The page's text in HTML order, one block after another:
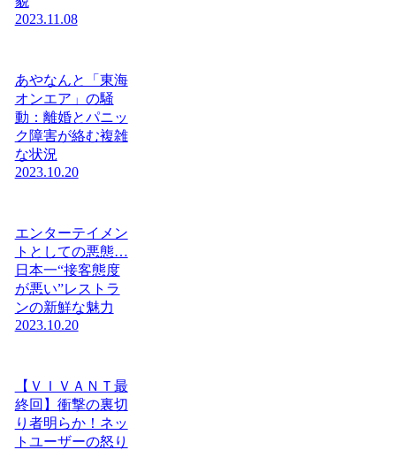
2023.11.08
あやなんと「東海
オンエア」の騒
動：離婚とパニッ
ク障害が絡む複雑
な状況
2023.10.20
エンターテイメン
トとしての悪態…
日本一“接客態度
が悪い”レストラ
ンの新鮮な魅力
2023.10.20
【ＶＩＶＡＮＴ最
終回】衝撃の裏切
り者明らか！ネッ
トユーザーの怒り